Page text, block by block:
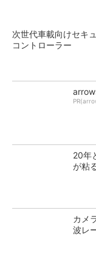
次世代車載向けセキ
コントローラー
20年
が粘
カメ
波レ